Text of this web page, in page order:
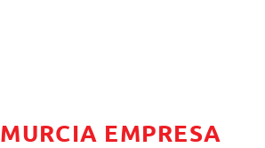
MURCIA EMPRESA